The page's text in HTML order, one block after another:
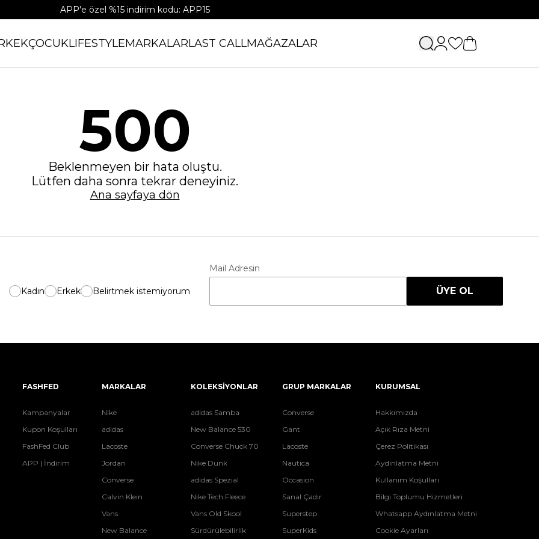
APP'e özel %15 indirim kodu: APP15
ÇOCUKLIFESTYLEMARKALARLAST CALLMAĞAZALAR
500
Beklenmeyen bir hata oluştu.
Lütfen daha sonra tekrar deneyiniz.
Ana sayfaya dön
Kadın Erkek Belirtmek istemiyorum
Mail Adresin
ÜYE OL
FASHFED
Kampanyalar
Kupon Koşulları
FashFed Club
APP | İndirim
MARKALAR
Nike
adidas
Lacoste
Jordan
Converse
Calvin Klein
Vans
New Balance
KOLEKSİYONLAR
adidas Samba
New Balance 530
Converse Chuck 70
Nike Dunk
adidas Spezial
Nike Tech Fleece
Vans Old Skool
Sürdürülebilirlik
GRUP MARKALAR
Converse
Gant
Lacoste
Nautica
Occasion
Sanal Çadır
Superstep
SuperKids
KURUMSAL
Hakkımızda
Açık Rıza Metni
Çerez Politikası
Aydınlatma Metni
Kullanım Koşulları
Bilgi Toplumu Hizmetleri
Whatsapp Aydınlatma Metni
Cookie Ayarları